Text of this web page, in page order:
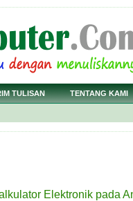
TULISAN TENTANG KAMI
Elektronik pada